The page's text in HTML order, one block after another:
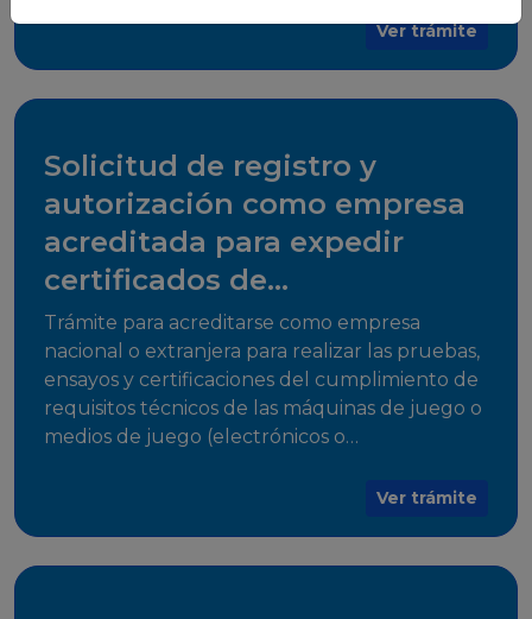
para su comercialización dentro del territorio
Ver trámite
Solicitud de registro y
autorización como empresa
acreditada para expedir
certificados de
cumplimiento
Trámite para acreditarse como empresa
nacional o extranjera para realizar las pruebas,
ensayos y certificaciones del cumplimiento de
requisitos técnicos de las máquinas de juego o
medios de juego (electrónicos o
medios de acceso al juego y juegos queVer trámite